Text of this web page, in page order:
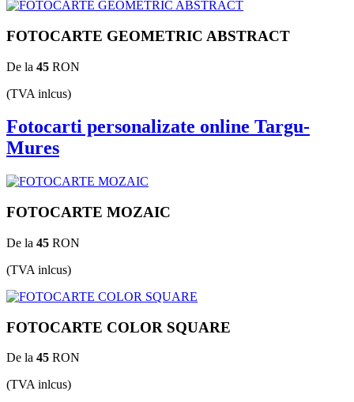
FOTOCARTE GEOMETRIC ABSTRACT
De la 45 RON
(TVA inlcus)
Fotocarti personalizate online Targu-
Mures
FOTOCARTE MOZAIC
De la 45 RON
(TVA inlcus)
FOTOCARTE COLOR SQUARE
De la 45 RON
(TVA inlcus)